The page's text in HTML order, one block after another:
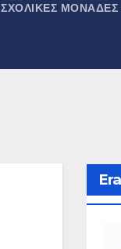
ΣΧΟΛΙΚΕΣ ΜΟΝΑΔΕΣ